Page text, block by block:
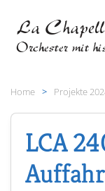
Zum
Home Projekte
LCA